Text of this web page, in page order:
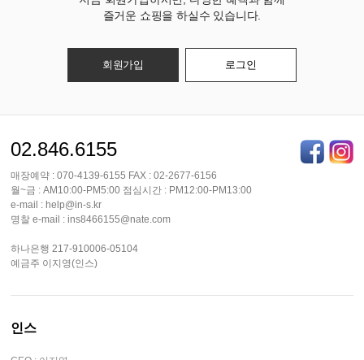
즐거운 쇼핑을 하실수 있습니다.
회원가입 로그인
02.846.6155
매장예약 : 070-4139-6155 FAX : 02-2677-6156
월~금 : AM10:00-PM5:00 점심시간 : PM12:00-PM13:00
e-mail : help@in-s.kr
명찰 e-mail : ins8466155@nate.com
하나은행 217-910006-05104
예금주 이지영(인스)
인스